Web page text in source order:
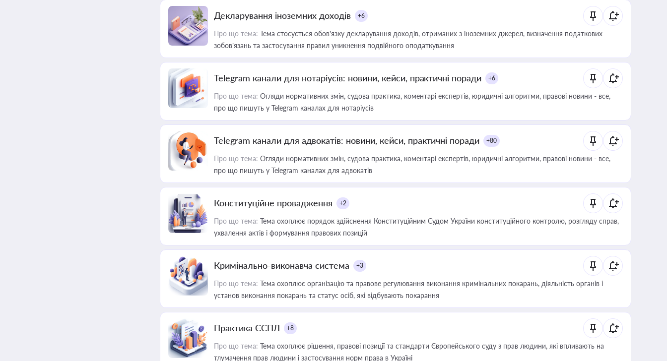
Декларування іноземних доходів +6
Про що тема: Тема стосується обов’язку декларування доходів, отриманих з іноземних джерел, визначення податкових
зобов’язань та застосування правил уникнення подвійного оподаткування
Telegram канали для нотаріусів: новини, кейси, практичні поради +6
Про що тема: Огляди нормативних змін, судова практика, коментарі експертів, юридичні алгоритми, правові новини - все,
про що пишуть у Telegram каналах для нотаріусів
Telegram канали для адвокатів: новини, кейси, практичні поради +80
Про що тема: Огляди нормативних змін, судова практика, коментарі експертів, юридичні алгоритми, правові новини - все,
про що пишуть у Telegram каналах для адвокатів
Конституційне провадження +2
Про що тема: Тема охоплює порядок здійснення Конституційним Судом України конституційного контролю, розгляду справ,
ухвалення актів і формування правових позицій
Кримінально-виконавча система +3
Про що тема: Тема охоплює організацію та правове регулювання виконання кримінальних покарань, діяльність органів і
установ виконання покарань та статус осіб, які відбувають покарання
Практика ЄСПЛ +8
Про що тема: Тема охоплює рішення, правові позиції та стандарти Європейського суду з прав людини, які впливають на
тлумачення прав людини і застосування норм права в Україні